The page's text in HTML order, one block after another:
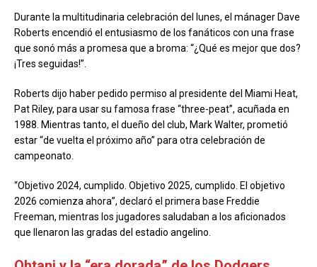
Durante la multitudinaria celebración del lunes, el mánager Dave
Roberts encendió el entusiasmo de los fanáticos con una frase
que sonó más a promesa que a broma: “¿Qué es mejor que dos?
¡Tres seguidas!”.
Roberts dijo haber pedido permiso al presidente del Miami Heat,
Pat Riley, para usar su famosa frase “three-peat”, acuñada en
1988. Mientras tanto, el dueño del club, Mark Walter, prometió
estar “de vuelta el próximo año” para otra celebración de
campeonato.
“Objetivo 2024, cumplido. Objetivo 2025, cumplido. El objetivo
2026 comienza ahora”, declaró el primera base Freddie
Freeman, mientras los jugadores saludaban a los aficionados
que llenaron las gradas del estadio angelino.